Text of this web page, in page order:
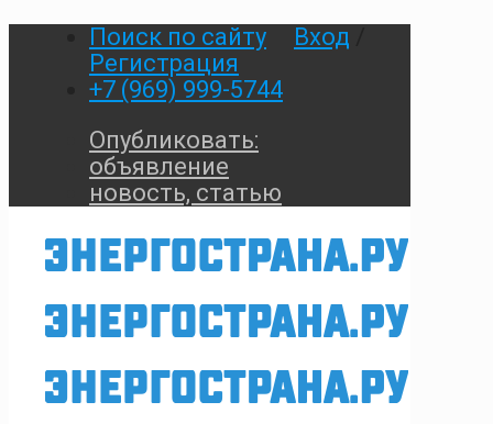
Поиск по сайту Вход
Регистрация
+7 (969) 999-5744
Опубликовать:
объявление
новость, статью